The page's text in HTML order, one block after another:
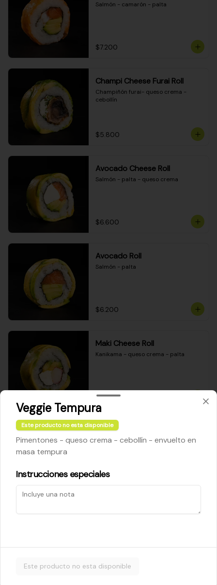
Salmón - camarón - palta
$7.200
Champi Cheese Furai Roll
Champiñón furai- queso crema -
cebollín
$5.800
Avocado Cheese Roll
Salmón - palta - queso crema
$6.600
Avocado Roll
Salmón - palta
$6.200
Maki Cheese Roll
Kanikama - queso crema - palta
$5.200
Cheese Roll
Queso crema - palta - cebollín
$5.200
$5.800
Veggie Tempura
Este producto no esta disponible
Pimentones - queso crema - cebollín - envuelto en
masa tempura
Instrucciones especiales
Este producto no esta disponible